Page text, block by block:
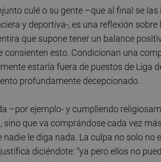
culé o su gente –que al final se
y deportiva-, es una reflexión
que supone tener un balance
esto. Condicionan una
estaría fuera de puestos de Liga
profundamente decepcionado.
–por ejemplo- y cumpliendo
sino que va comprándose cada vez
le diga nada. La culpa no solo no
diciéndote: “ya pero ellos no